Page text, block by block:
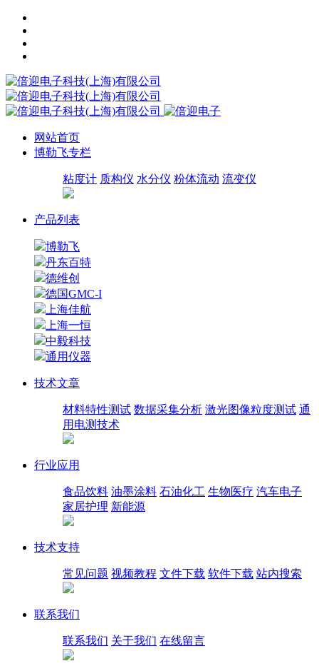
网站首页
博勒飞专栏
粘度计 质构仪 水分仪 粉体流动 流变仪
产品列表
博勒飞
丹东百特
德维创
德国GMC-I
上海佳航
上海一恒
中毅科技
通用仪器
技术文章
材料特性测试 数据采集分析 激光图像粒度测试 通
用电测技术
行业应用
食品饮料 油墨涂料 石油化工 生物医疗 汽车电子
家居护理 新能源
技术支持
常见问题 视频教程 文件下载 软件下载 站内搜索
联系我们
联系我们 关于我们 在线留言